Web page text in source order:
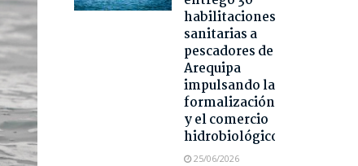
habilitaciones
sanitarias a
pescadores de
Arequipa
impulsando la
formalización
y el comercio
hidrobiológico
25/06/2026